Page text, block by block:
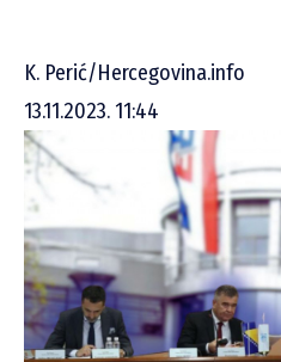
K. Perić/Hercegovina.info
13.11.2023. 11:44